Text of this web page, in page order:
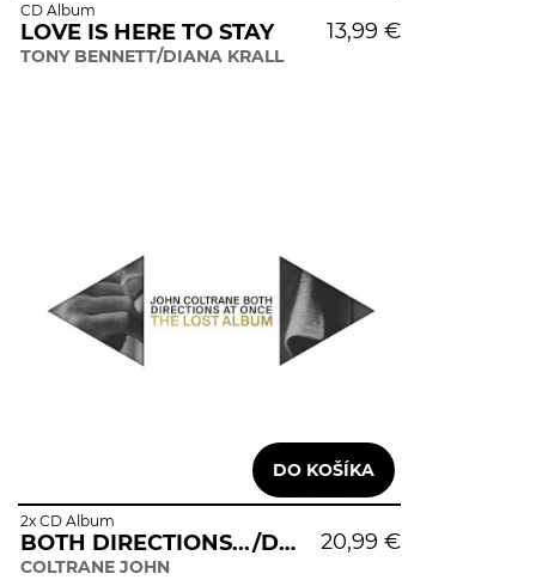
13,99 €
CD Album
LOVE IS HERE TO STAY
TONY BENNETT/DIANA KRALL
20,99 €
2x CD Album
BOTH DIRECTIONS.../DLX
COLTRANE JOHN